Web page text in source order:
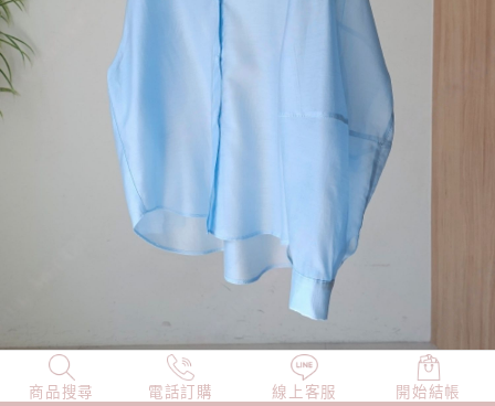
商品搜尋 電話訂購 線上客服 開始結帳
NEW 店長精選 TOP100 小編穿搭